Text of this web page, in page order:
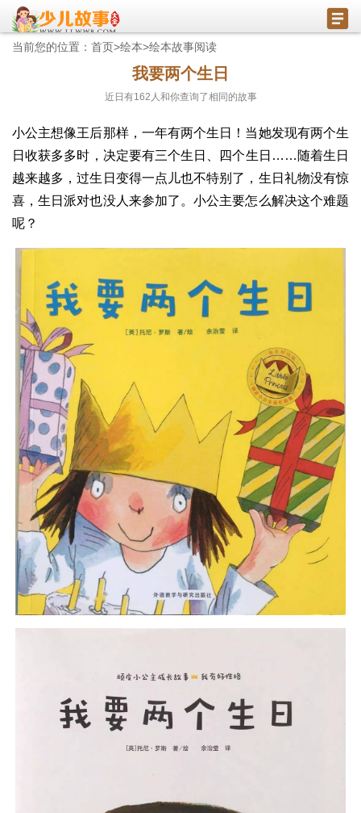
当前您的位置： 首页>绘本>绘本故事阅读
我要两个生日
近日有162 人和你查询了相同的故事
小公主想像王后那样，一年有两个生日！当她发现有两个生
日收获多多时，决定要有三个生日、四个生日……随着生日
越来越多，过生日变得一点儿也不特别了，生日礼物没有惊
喜，生日派对也没人来参加了。小公主要怎么解决这个难题
呢？